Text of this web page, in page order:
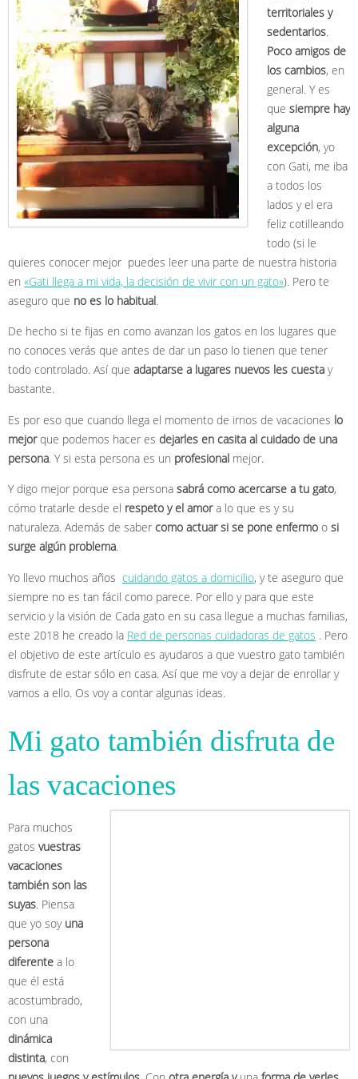
territoriales y
sedentarios.
Poco amigos de
los cambios, en
general. Y es
que siempre hay
alguna
excepción, yo
con Gati, me iba
a todos los
lados y el era
feliz cotilleando
todo (si le
quieres conocer mejor puedes leer una parte de nuestra historia
en «Gati llega a mi vida, la decisión de vivir con un gato»). Pero te
aseguro que no es lo habitual.
De hecho si te fijas en como avanzan los gatos en los lugares que
no conoces verás que antes de dar un paso lo tienen que tener
todo controlado. Así que adaptarse a lugares nuevos les cuesta y
bastante.
Es por eso que cuando llega el momento de irnos de vacaciones lo
mejorque podemos hacer es dejarles en casita al cuidado de una
persona. Y si esta persona es un profesional mejor.
Y digo mejor porque esa persona sabrá como acercarse a tu gato,
cómo tratarle desde el respeto y el amora lo que es y su
naturaleza. Además de saber como actuar si se pone enfermo o si
surge algún problema.
Yo llevo muchos años cuidando gatos a domicilio, y te aseguro que
siempre no es tan fácil como parece. Por ello y para que este
servicio y la visión de Cada gato en su casa llegue a muchas familias,
este 2018 he creado la Red de personas cuidadoras de gatos . Pero
el objetivo de este artículo es ayudaros a que vuestro gato también
disfrute de estar sólo en casa. Así que me voy a dejar de enrollar y
vamos a ello. Os voy a contar algunas ideas.
Mi gato también disfruta de
las vacaciones
Para muchos
gatos vuestras
vacaciones
también son las
suyas. Piensa
que yo soy una
persona
diferente a lo
que él está
acostumbrado,
con una
dinámica
distinta, con